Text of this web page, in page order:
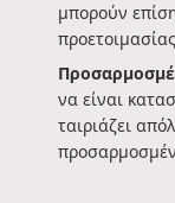
μπορούν
να είναι
ταιριάζει